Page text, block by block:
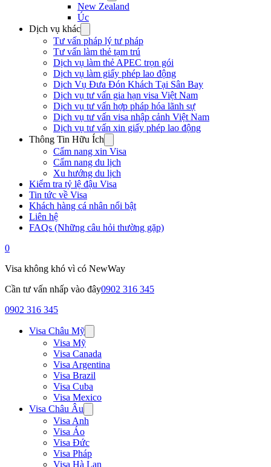
New Zealand
Úc
Dịch vụ khác
Tư vấn pháp lý tư pháp
Tư vấn làm thẻ tạm trú
Dịch vụ làm thẻ APEC trọn gói
Dịch vụ làm giấy phép lao động
Dịch Vụ Đưa Đón Khách Tại Sân Bay
Dịch vụ tư vấn gia hạn visa Việt Nam
Dịch vụ tư vấn hợp pháp hóa lãnh sự
Dịch vụ tư vấn visa nhập cảnh Việt Nam
Dịch vụ tư vấn xin giấy phép lao động
Thông Tin Hữu Ích
Cẩm nang xin Visa
Cẩm nang du lịch
Xu hướng du lịch
Kiểm tra tỷ lệ đậu Visa
Tin tức về Visa
Khách hàng cá nhân nổi bật
Liên hệ
FAQs (Những câu hỏi thường gặp)
0
Visa không khó vì có NewWay
Cần tư vấn nhấp vào đây0902 316 345
0902 316 345
Visa Châu Mỹ
Visa Mỹ
Visa Canada
Visa Argentina
Visa Brazil
Visa Cuba
Visa Mexico
Visa Châu Âu
Visa Anh
Visa Áo
Visa Đức
Visa Pháp
Visa Hà Lan